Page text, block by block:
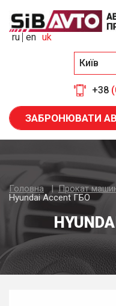
Київ
+38
ru en uk
ЗАБРОНЮВАТИ
Головна Прокат
Hyundai Accent ГБО